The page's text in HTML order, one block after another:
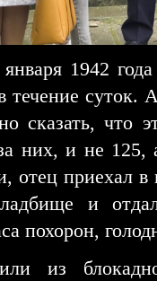
1942
течение суток.
сказать, что
них, и не
отец приехал
и
похорон,
из